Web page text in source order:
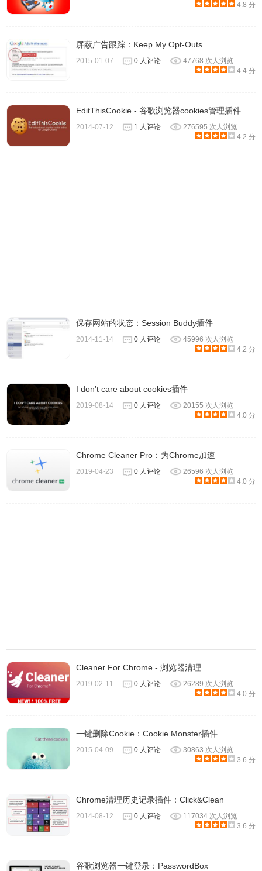
Cache Killer联系方式
4.8 分
屏蔽广告跟踪：Keep My Opt-Outs
2015-01-07 0 人评论
47768 次人浏览
4.4 分
EditThisCookie - 谷歌浏览器cookies管理插件
2014-07-12 1 人评论
276595 次人浏览
4.2 分
保存网站的状态：Session Buddy插件
2014-11-14 0 人评论
45996 次人浏览
4.2 分
I don’t care about cookies插件
2019-08-14 0 人评论
20155 次人浏览
4.0 分
Chrome Cleaner Pro：为Chrome加速
2019-04-23 0 人评论
26596 次人浏览
4.0 分
Cleaner For Chrome - 浏览器清理
2019-02-11 0 人评论
26289 次人浏览
4.0 分
一键删除Cookie：Cookie Monster插件
2015-04-09 0 人评论
30863 次人浏览
3.6 分
Chrome清理历史记录插件：Click&Clean
2014-08-12 0 人评论
117034 次人浏览
3.6 分
谷歌浏览器一键登录：PasswordBox